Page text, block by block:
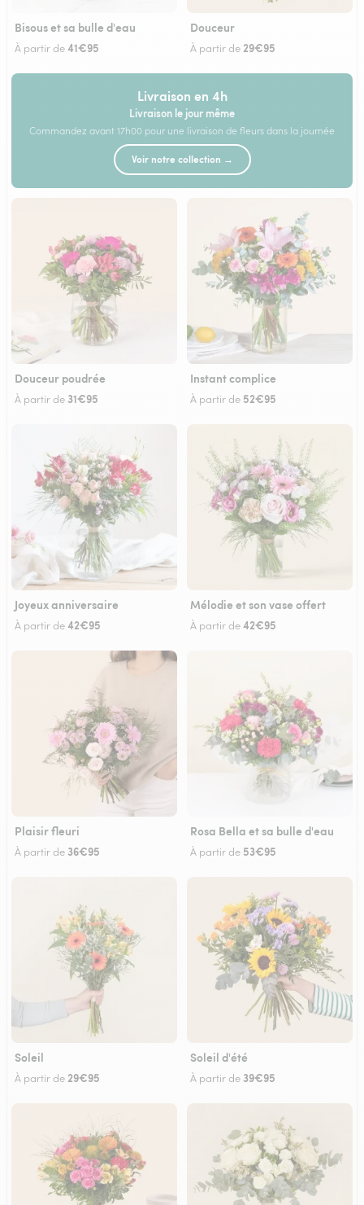
Bisous et sa bulle d'eau
À partir de41€95
Douceur
À partir de29€95
Livraison en 4h
Livraison le jour même
Commandez avant 17h00 pour une livraison de fleurs dans la journée
Voir notre collection →
Douceur poudrée
À partir de 31€95
Instant complice
À partir de 52€95
Joyeux anniversaire
À partir de42€95
Mélodie et son vase offert
À partir de42€95
Plaisir fleuri
À partir de 36€95
Rosa Bella et sa bulle d'eau
À partir de 53€95
Soleil
À partir de 29€95
Soleil d'été
À partir de 39€95